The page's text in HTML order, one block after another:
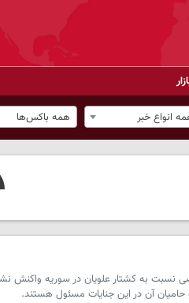
انواع خبر همه باکس‌ها
نسبت به کشتار علویان در سوریه واکنش